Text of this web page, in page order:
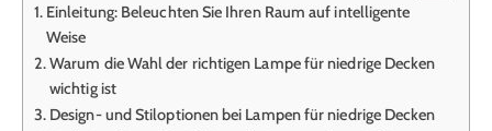
Einleitung: Beleuchten Sie Ihren Raum auf intelligente
Weise
Warum die Wahl der richtigen Lampe für niedrige Decken
wichtig ist
Design- und Stiloptionen bei Lampen für niedrige Decken